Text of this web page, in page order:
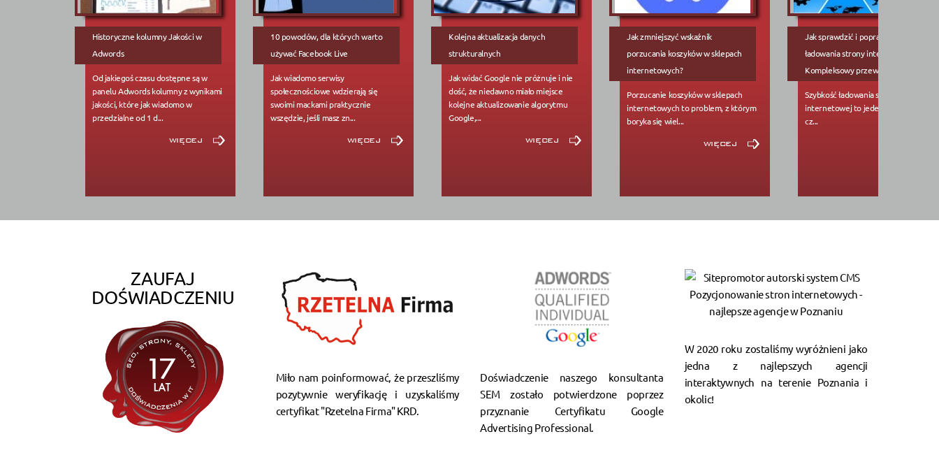
Historyczne kolumny Jakości w
Adwords
Od jakiegoś czasu dostępne są w
panelu Adwords kolumny z wynikami
jakości, które jak wiadomo w
przedzialne od 1 d...
więcej
10 powodów, dla których warto
używać Facebook Live
Jak wiadomo serwisy
społecznościowe wdzierają się
swoimi mackami praktycznie
wszędzie, jeśli masz zn...
więcej
Kolejna aktualizacja danych
strukturalnych
Jak widać Google nie próżnuje i nie
dość, że niedawno miało miejsce
kolejne aktualizowanie algorytmu
Google,...
więcej
Jak zmniejszyć wskaźnik
porzucania koszyków w sklepach
internetowych?
Porzucanie koszyków w sklepach
internetowych to problem, z którym
boryka się wiel...
więcej
Jak sprawdzić i poprawić szybkość
ładowania strony internetowej?
Kompleksowy przewodnik
Szybkość ładowania strony
internetowej to jeden z kluczowych
cz...
ZAUFAJ
DOŚWIADCZENIU
Miło nam poinformować, że przeszliśmy
pozytywnie weryfikację i uzyskaliśmy
certyfikat "Rzetelna Firma" KRD.
Doświadczenie naszego konsultanta
SEM zostało potwierdzone poprzez
przyznanie Certyfikatu Google
Advertising Professional.
W 2020 roku zostaliśmy wyróżnieni jako
jedna z najlepszych agencji
interaktywnych na terenie Poznania i
okolic!